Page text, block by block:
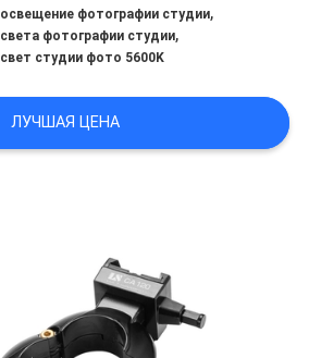
освещение фотографии студии,
света фотографии студии,
свет студии фото 5600K
ЛУЧШАЯ ЦЕНА